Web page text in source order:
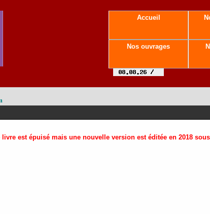
Accueil
Nos ouvrages
livre est épuisé mais une nouvelle version est éditée en 2018